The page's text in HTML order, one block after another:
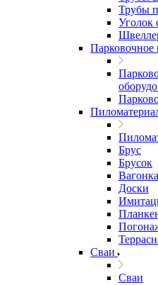
Трубы
Уголок
Парковочное
Брус
Брусок
Вагонка
Доски
Сваи
Сваи